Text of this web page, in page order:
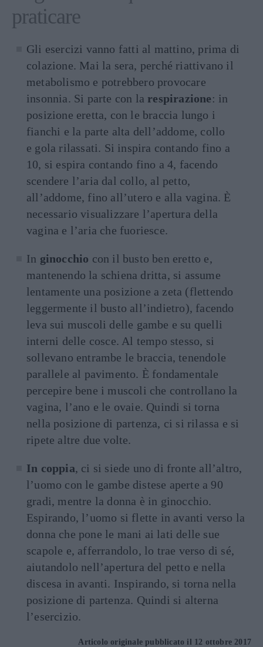
praticare
Gli esercizi vanno fatti al mattino, prima di
colazione. Mai la sera, perché riattivano il
metabolismo e potrebbero provocare
insonnia. Si parte con la respirazione: in
posizione eretta, con le braccia lungo i
fianchi e la parte alta dell’addome, collo
e gola rilassati. Si inspira contando fino a
10, si espira contando fino a 4, facendo
scendere l’aria dal collo, al petto,
all’addome, fino all’utero e alla vagina. È
necessario visualizzare l’apertura della
vagina e l’aria che fuoriesce.
In ginocchio con il busto ben eretto e,
mantenendo la schiena dritta, si assume
lentamente una posizione a zeta (flettendo
leggermente il busto all’indietro), facendo
leva sui muscoli delle gambe e su quelli
interni delle cosce. Al tempo stesso, si
sollevano entrambe le braccia, tenendole
parallele al pavimento. È fondamentale
percepire bene i muscoli che controllano la
vagina, l’ano e le ovaie. Quindi si torna
nella posizione di partenza, ci si rilassa e si
ripete altre due volte.
In coppia, ci si siede uno di fronte all’altro,
l’uomo con le gambe distese aperte a 90
gradi, mentre la donna è in ginocchio.
Espirando, l’uomo si flette in avanti verso la
donna che pone le mani ai lati delle sue
scapole e, afferrandolo, lo trae verso di sé,
aiutandolo nell’apertura del petto e nella
discesa in avanti. Inspirando, si torna nella
posizione di partenza. Quindi si alterna
l’esercizio.
Articolo originale pubblicato il 12 ottobre 2017